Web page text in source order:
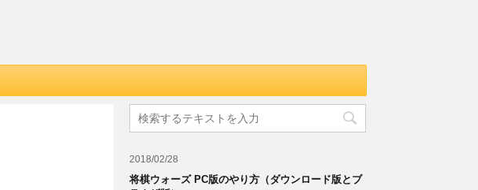
2018/02/28
将棋ウォーズ PC版のやり方（ダウンロード版とブ